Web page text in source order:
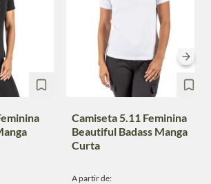
Camiseta 5.11 Feminina
Beautiful Badass Manga
Curta
A partir de: